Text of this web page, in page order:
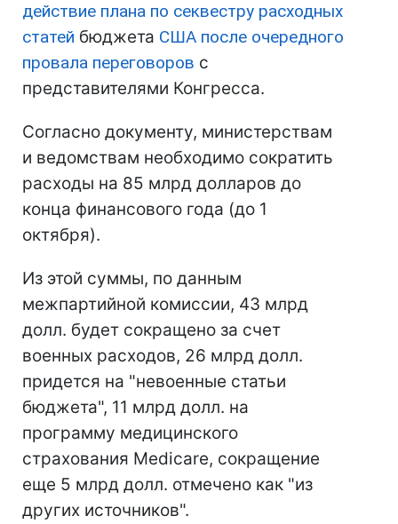
действие плана по секвестру расходных
статей бюджета США после очередного
провала переговоров с
представителями Конгресса.
Согласно документу, министерствам
и ведомствам необходимо сократить
расходы на 85 млрд долларов до
конца финансового года (до 1
октября).
Из этой суммы, по данным
межпартийной комиссии, 43 млрд
долл. будет сокращено за счет
военных расходов, 26 млрд долл.
придется на "невоенные статьи
бюджета", 11 млрд долл. на
программу медицинского
страхования Medicare, сокращение
еще 5 млрд долл. отмечено как "из
других источников".